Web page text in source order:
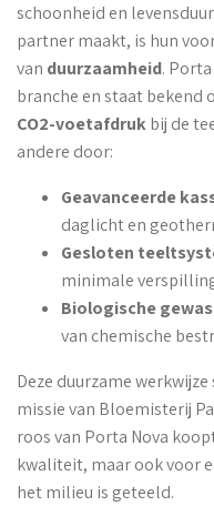
schoonheid en
partner maakt, is hun
van duurzaamheid.
branche en staat bekend
CO2-voetafdrukbij de
andere door:
Geavanceerde
daglicht en
Gesloten
minimale
Biologische
van chemische
Deze duurzame
missie van Bloemisterij
roos van Porta Nova
kwaliteit, maar ook voor
het milieu is geteeld.